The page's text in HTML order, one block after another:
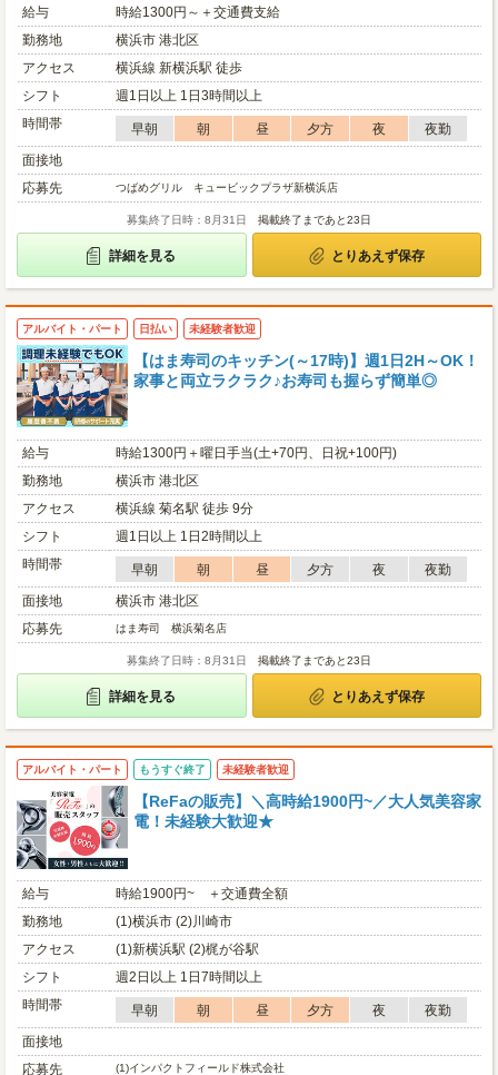
給与
時給1300円～＋交通費支給
勤務地
横浜市 港北区
アクセス
横浜線 新横浜駅 徒歩
シフト
週1日以上 1日3時間以上
時間帯
早朝 朝 昼 夕方 夜
夜勤
面接地
応募先
つばめグリル キュービックプラザ新横浜店
募集終了日時：8月31日 掲載終了まであと23日
詳細を見る とりあえず保存
アルバイト・パート 日払い 未経験者歓迎
【はま寿司のキッチン(～17時)】週1日2H～OK！
家事と両立ラクラク♪お寿司も握らず簡単◎
給与
時給1300円＋曜日手当(土+70円、日祝+100円)
勤務地
横浜市 港北区
アクセス
横浜線 菊名駅 徒歩 9分
シフト
週1日以上 1日2時間以上
時間帯
早朝 朝 昼 夕方 夜
夜勤
面接地
横浜市 港北区
応募先
はま寿司 横浜菊名店
募集終了日時：8月31日 掲載終了まであと23日
詳細を見る とりあえず保存
アルバイト・パート もうすぐ終了 未経験者歓迎
【ReFaの販売】＼高時給1900円~／大人気美容家
電！未経験大歓迎★
給与
時給1900円~ ＋交通費全額
勤務地
(1)横浜市 (2)川崎市
アクセス
(1)新横浜駅 (2)梶が谷駅
シフト
週2日以上 1日7時間以上
時間帯
早朝 朝 昼 夕方 夜
夜勤
面接地
応募先
(1)インパクトフィールド株式会社